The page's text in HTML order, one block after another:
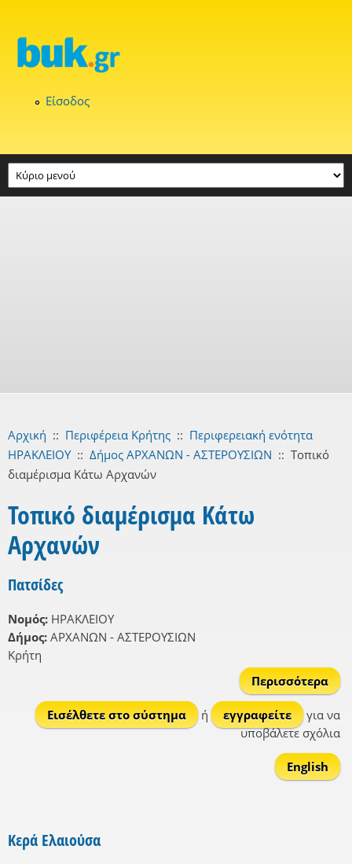
Είσοδος
Αρχική :: Περιφέρεια Κρήτης :: Περιφερειακή ενότητα
ΗΡΑΚΛΕΙΟΥ :: Δήμος ΑΡΧΑΝΩΝ - ΑΣΤΕΡΟΥΣΙΩΝ :: Τοπικό
διαμέρισμα Κάτω Αρχανών
Τοπικό διαμέρισμα Κάτω
Αρχανών
Πατσίδες
Νομός: ΗΡΑΚΛΕΙΟΥ
Δήμος: ΑΡΧΑΝΩΝ - ΑΣΤΕΡΟΥΣΙΩΝ
Κρήτη
Περισσότερα
Εισέλθετε στο σύστημα
ή εγγραφείτε
για να
υποβάλετε σχόλια
English
Κερά Ελαιούσα